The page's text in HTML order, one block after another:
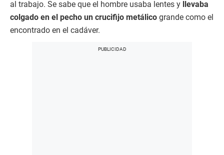
al trabajo. Se sabe que el hombre usaba lentes y llevaba
colgado en el pecho un crucifijo metálico grande como el
encontrado en el cadáver.